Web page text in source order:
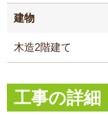
建物
木造2階建て
工事の詳細